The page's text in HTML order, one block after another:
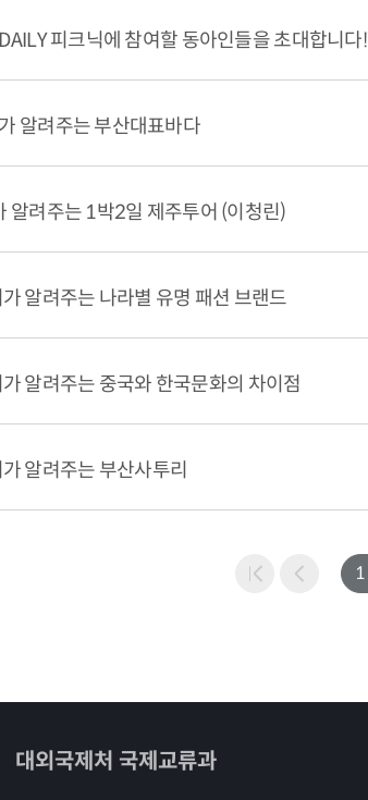
피크닉에 참여할 동아인들을 초대합니다!
알려주는 부산대표바다
알려주는 1박2일 제주투어 (이청린)
알려주는 나라별 유명 패션 브랜드
알려주는 중국와 한국문화의 차이점
알려주는 부산사투리
1
대외국제처 국제교류과